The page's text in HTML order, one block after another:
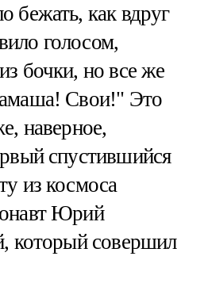
бежать, как вдруг
голосом,
бочки, но все же
Свои!" Это
наверное,
спустившийся
из космоса
Юрий
который совершил